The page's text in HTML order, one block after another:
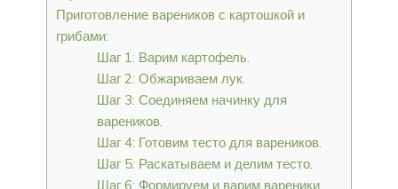
Приготовление вареников с картошкой и
грибами:
Шаг 1: Варим картофель.
Шаг 2: Обжариваем лук.
Шаг 3: Соединяем начинку для
вареников.
Шаг 4: Готовим тесто для вареников.
Шаг 5: Раскатываем и делим тесто.
Шаг 6: Формируем и варим вареники.